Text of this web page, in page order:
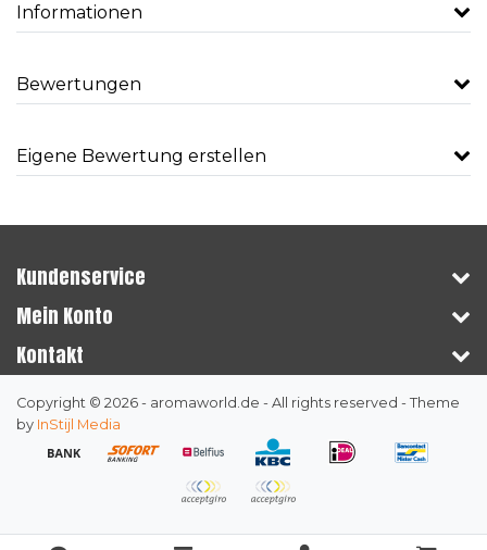
Informationen
Bewertungen
Eigene Bewertung erstellen
Kundenservice
Mein Konto
Kontakt
Copyright © 2026 - aromaworld.de - All rights reserved - Theme
by InStijl Media